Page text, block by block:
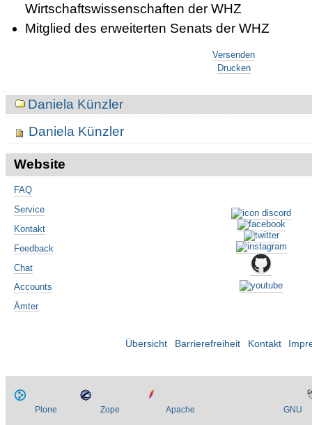
Wirtschaftswissenschaften der WHZ
Mitglied des erweiterten Senats der WHZ
Versenden
Drucken
NavigationDaniela Künzler
Daniela Künzler
Website
FAQ
Service
Kontakt
Feedback
Chat
Accounts
Ämter
Übersicht Barrierefreiheit Kontakt
Plone Zope Apache GNU